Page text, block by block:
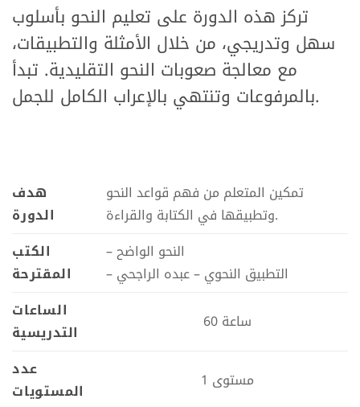
تركز هذه الدورة على تعليم النحو بأسلوب
سهل وتدريجي، من خلال الأمثلة والتطبيقات،
مع معالجة صعوبات النحو التقليدية. تبدأ
بالمرفوعات وتنتهي بالإعراب الكامل للجمل.
هدف
الدورة
تمكين المتعلم من فهم قواعد النحو
وتطبيقها في الكتابة والقراءة.
الكتب
المقترحة
– النحو الواضح
– التطبيق النحوي – عبده الراجحي
الساعات
التدريسية
60 ساعة
عدد
المستويات
1 مستوى